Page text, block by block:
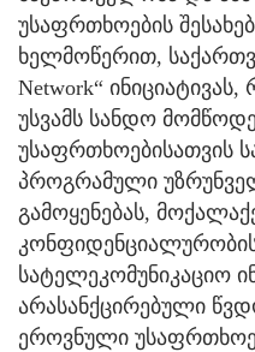
უსაფრთხოების
ხელმოწერით,
Network“ ინიციატივას,
უსვამს სანდო
უსაფრთხოებისათვის
პროგრამული
გამოყენებას,
სატელეკომუნიკაციო
არასანქცირებული
ეროვნული